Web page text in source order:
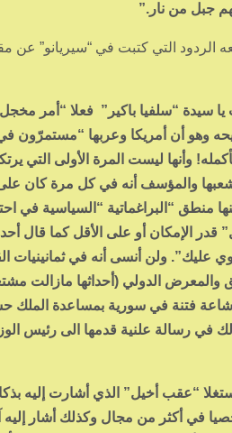
جبل من نار.”
التي كتبت في “سيريانو” عن
سيدة “سلفيا باكير” فعلا “أمر
وهو أن أمريكا وعربها “مستمرّون
وأنها ليست المرة الأولى التي
والمؤسف أنه في كل مرة كان
منطق “البراغماتية “السياسية في
الإمكان أو على الأقل كما قال
عليك”. ولن أنسى أنه في ثمانينيات
والمعرض الدولي (أحداثها مازالت
فتنة في سورية بمساعدة الملك
في رسالة علنية قدمها الى رئيس
“عقب أخيل” الذي أشارت إليه
في أكثر من مجال وكذلك أشار إليه